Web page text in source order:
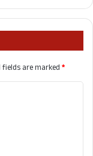
fields are marked*